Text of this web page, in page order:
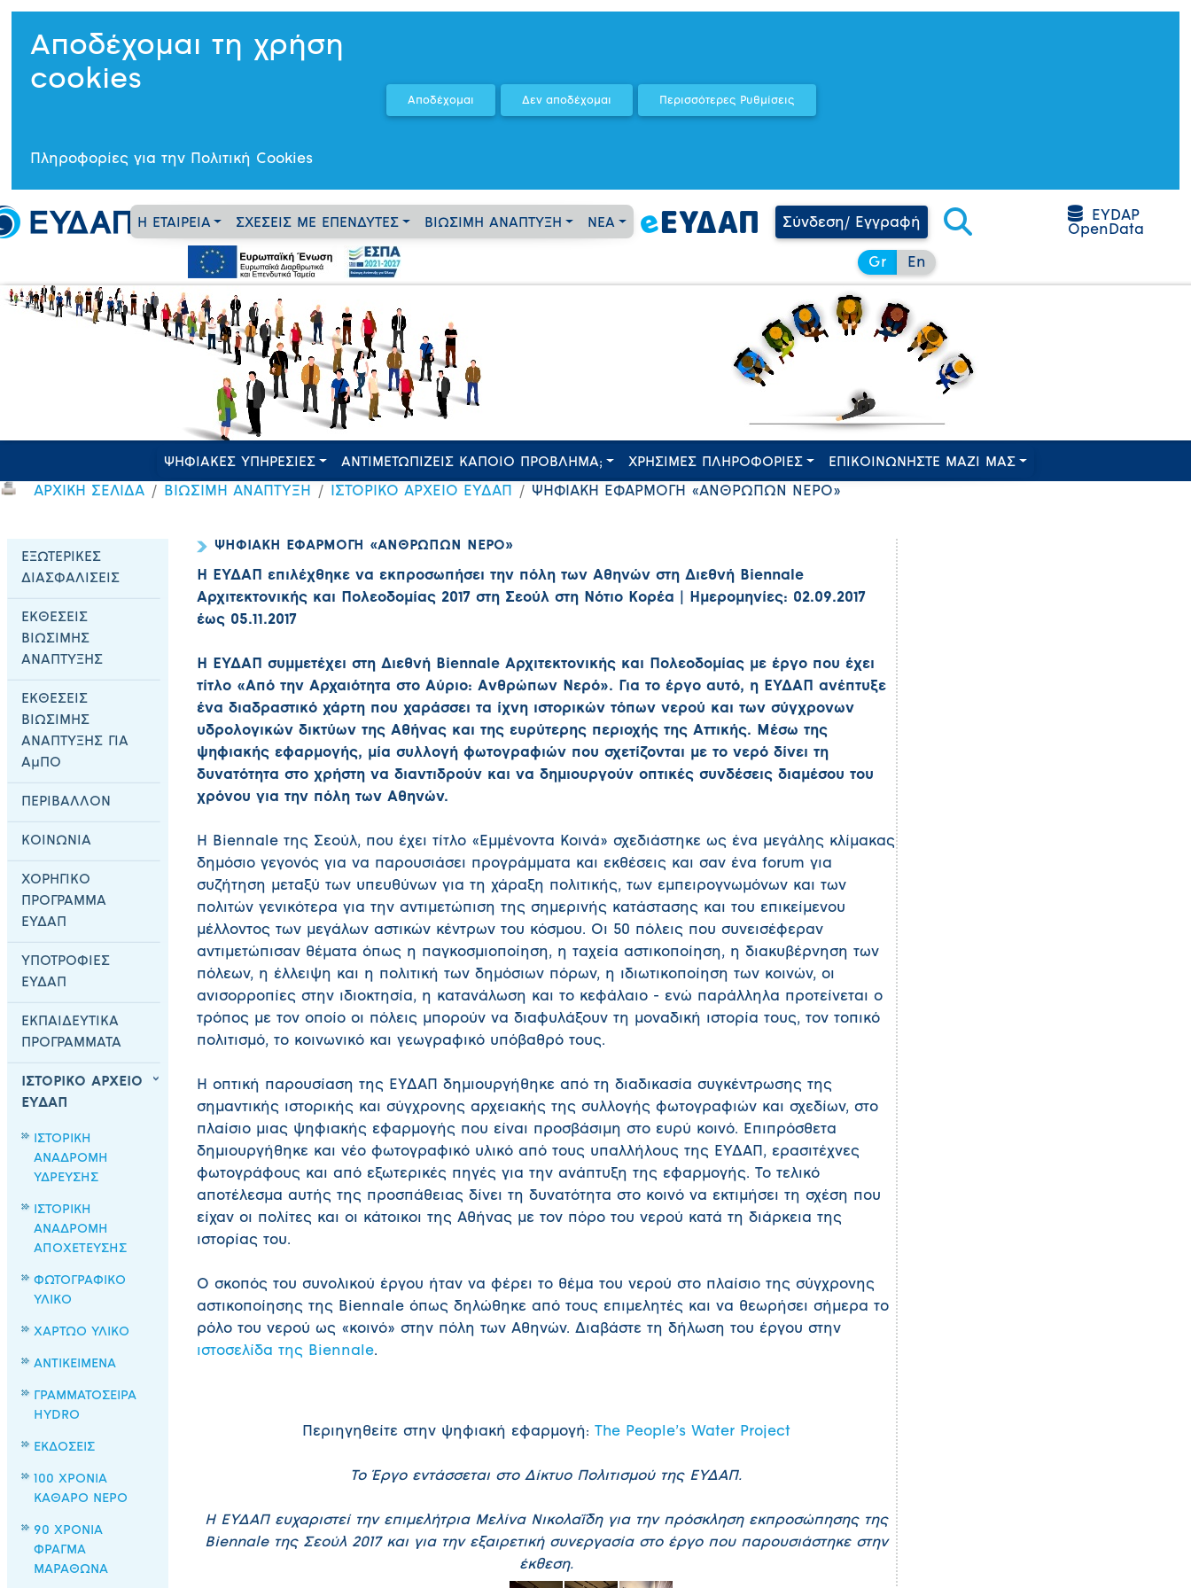
Αποδέχομαι τη χρήση
cookies
Πληροφορίες για την Πολιτική Cookies
Η ΕΤΑΙΡΕΙΑ ΣΧΕΣΕΙΣ ΜΕ ΕΠΕΝΔΥΤΕΣ ΒΙΩΣΙΜΗ ΑΝΑΠΤΥΞΗ ΝΕΑ Σύνδεση/ Εγγραφή
EYDAP
OpenData
Gr En
ΨΗΦΙΑΚΕΣ ΥΠΗΡΕΣΙΕΣ ΑΝΤΙΜΕΤΩΠΙΖΕΙΣ ΚΑΠΟΙΟ ΠΡΟΒΛΗΜΑ; ΧΡΗΣΙΜΕΣ ΠΛΗΡΟΦΟΡΙΕΣ ΕΠΙΚΟΙΝΩΝΗΣΤΕ ΜΑΖΙ ΜΑΣ
ΑΡΧΙΚΗ ΣΕΛΙΔΑ ΒΙΩΣΙΜΗ ΑΝΑΠΤΥΞΗ ΙΣΤΟΡΙΚΟ ΑΡΧΕΙΟ ΕΥΔΑΠ ΨΗΦΙΑΚΗ ΕΦΑΡΜΟΓΗ «ΑΝΘΡΩΠΩΝ ΝΕΡΟ»
ΕΞΩΤΕΡΙΚΕΣ
ΔΙΑΣΦΑΛΙΣΕΙΣ
ΕΚΘΕΣΕΙΣ
ΒΙΩΣΙΜΗΣ
ΑΝΑΠΤΥΞΗΣ
ΕΚΘΕΣΕΙΣ
ΒΙΩΣΙΜΗΣ
ΑΝΑΠΤΥΞΗΣ ΓΙΑ
ΑμΠΟ
ΠΕΡΙΒΑΛΛΟΝ
ΚΟΙΝΩΝΙΑ
ΧΟΡΗΓΙΚΟ
ΠΡΟΓΡΑΜΜΑ
ΕΥΔΑΠ
ΥΠΟΤΡΟΦΙΕΣ
ΕΥΔΑΠ
ΕΚΠΑΙΔΕΥΤΙΚΑ
ΠΡΟΓΡΑΜΜΑΤΑ
ΙΣΤΟΡΙΚΟ ΑΡΧΕΙΟ
ΕΥΔΑΠ
ΙΣΤΟΡΙΚΗ
ΑΝΑΔΡΟΜΗ
ΥΔΡΕΥΣΗΣ
ΙΣΤΟΡΙΚΗ
ΑΝΑΔΡΟΜΗ
ΑΠΟΧΕΤΕΥΣΗΣ
ΦΩΤΟΓΡΑΦΙΚΟ
ΥΛΙΚΟ
ΧΑΡΤΩΟ ΥΛΙΚΟ
ΑΝΤΙΚΕΙΜΕΝΑ
ΓΡΑΜΜΑΤΟΣΕΙΡΑ
HYDRO
ΕΚΔΟΣΕΙΣ
100 ΧΡΟΝΙΑ
ΚΑΘΑΡΟ ΝΕΡΟ
90 ΧΡΟΝΙΑ
ΦΡΑΓΜΑ
ΜΑΡΑΘΩΝΑ
ΨΗΦΙΑΚΗ ΕΦΑΡΜΟΓΗ «ΑΝΘΡΩΠΩΝ ΝΕΡΟ»
H ΕΥΔΑΠ επιλέχθηκε να εκπροσωπήσει την πόλη των Αθηνών στη Διεθνή Biennale
Αρχιτεκτονικής και Πολεοδομίας 2017 στη Σεούλ στη Νότιο Κορέα | Ημερομηνίες: 02.09.2017
έως 05.11.2017
Η ΕΥΔΑΠ συμμετέχει στη Διεθνή Biennale Αρχιτεκτονικής και Πολεοδομίας με έργο που έχει
τίτλο «Από την Αρχαιότητα στο Αύριο: Ανθρώπων Νερό». Για το έργο αυτό, η ΕΥΔΑΠ ανέπτυξε
ένα διαδραστικό χάρτη που χαράσσει τα ίχνη ιστορικών τόπων νερού και των σύγχρονων
υδρολογικών δικτύων της Αθήνας και της ευρύτερης περιοχής της Αττικής. Μέσω της
ψηφιακής εφαρμογής, μία συλλογή φωτογραφιών που σχετίζονται με το νερό δίνει τη
δυνατότητα στο χρήστη να διαντιδρούν και να δημιουργούν οπτικές συνδέσεις διαμέσου του
χρόνου για την πόλη των Αθηνών.
Η Biennale της Σεούλ, που έχει τίτλο «Εμμένοντα Κοινά» σχεδιάστηκε ως ένα μεγάλης κλίμακας
δημόσιο γεγονός για να παρουσιάσει προγράμματα και εκθέσεις και σαν ένα forum για
συζήτηση μεταξύ των υπευθύνων για τη χάραξη πολιτικής, των εμπειρογνωμόνων και των
πολιτών γενικότερα για την αντιμετώπιση της σημερινής κατάστασης και του επικείμενου
μέλλοντος των μεγάλων αστικών κέντρων του κόσμου. Οι 50 πόλεις που συνεισέφεραν
αντιμετώπισαν θέματα όπως η παγκοσμιοποίηση, η ταχεία αστικοποίηση, η διακυβέρνηση των
πόλεων, η έλλειψη και η πολιτική των δημόσιων πόρων, η ιδιωτικοποίηση των κοινών, οι
ανισορροπίες στην ιδιοκτησία, η κατανάλωση και το κεφάλαιο - ενώ παράλληλα προτείνεται ο
τρόπος με τον οποίο οι πόλεις μπορούν να διαφυλάξουν τη μοναδική ιστορία τους, τον τοπικό
πολιτισμό, το κοινωνικό και γεωγραφικό υπόβαθρό τους.
Η οπτική παρουσίαση της ΕΥΔΑΠ δημιουργήθηκε από τη διαδικασία συγκέντρωσης της
σημαντικής ιστορικής και σύγχρονης αρχειακής της συλλογής φωτογραφιών και σχεδίων, στο
πλαίσιο μιας ψηφιακής εφαρμογής που είναι προσβάσιμη στο ευρύ κοινό. Επιπρόσθετα
δημιουργήθηκε και νέο φωτογραφικό υλικό από τους υπαλλήλους της ΕΥΔΑΠ, ερασιτέχνες
φωτογράφους και από εξωτερικές πηγές για την ανάπτυξη της εφαρμογής. Το τελικό
αποτέλεσμα αυτής της προσπάθειας δίνει τη δυνατότητα στο κοινό να εκτιμήσει τη σχέση που
είχαν οι πολίτες και οι κάτοικοι της Αθήνας με τον πόρο του νερού κατά τη διάρκεια της
ιστορίας του.
Ο σκοπός του συνολικού έργου ήταν να φέρει το θέμα του νερού στο πλαίσιο της σύγχρονης
αστικοποίησης της Biennale όπως δηλώθηκε από τους επιμελητές και να θεωρήσει σήμερα το
ρόλο του νερού ως «κοινό» στην πόλη των Αθηνών. Διαβάστε τη δήλωση του έργου στην
ιστοσελίδα της Biennale.
Περιηγηθείτε στην ψηφιακή εφαρμογή: The People’s Water Project
Το Έργο εντάσσεται στο Δίκτυο Πολιτισμού της ΕΥΔΑΠ.
Η ΕΥΔΑΠ ευχαριστεί την επιμελήτρια Μελίνα Νικολαΐδη για την πρόσκληση εκπροσώπησης της
Biennale της Σεούλ 2017 και για την εξαιρετική συνεργασία στο έργο που παρουσιάστηκε στην
έκθεση.